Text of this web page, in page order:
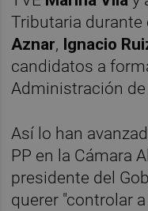
Tributaria durante
Aznar, Ignacio
candidatos a
Administración de
Así lo han
PP en la Cámara
presidente del
querer "controlar